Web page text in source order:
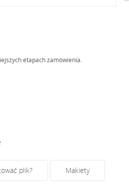
etapach zamówienia.
plik? Makiety